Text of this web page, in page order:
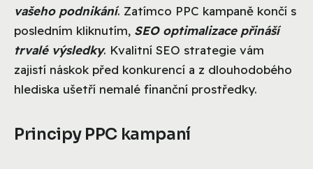
vašeho podnikání. Zatímco PPC kampaně končí s
posledním kliknutím, SEO optimalizace přináší
trvalé výsledky. Kvalitní SEO strategie vám
zajistí náskok před konkurencí a z dlouhodobého
hlediska ušetří nemalé finanční prostředky.
Principy PPC kampaní